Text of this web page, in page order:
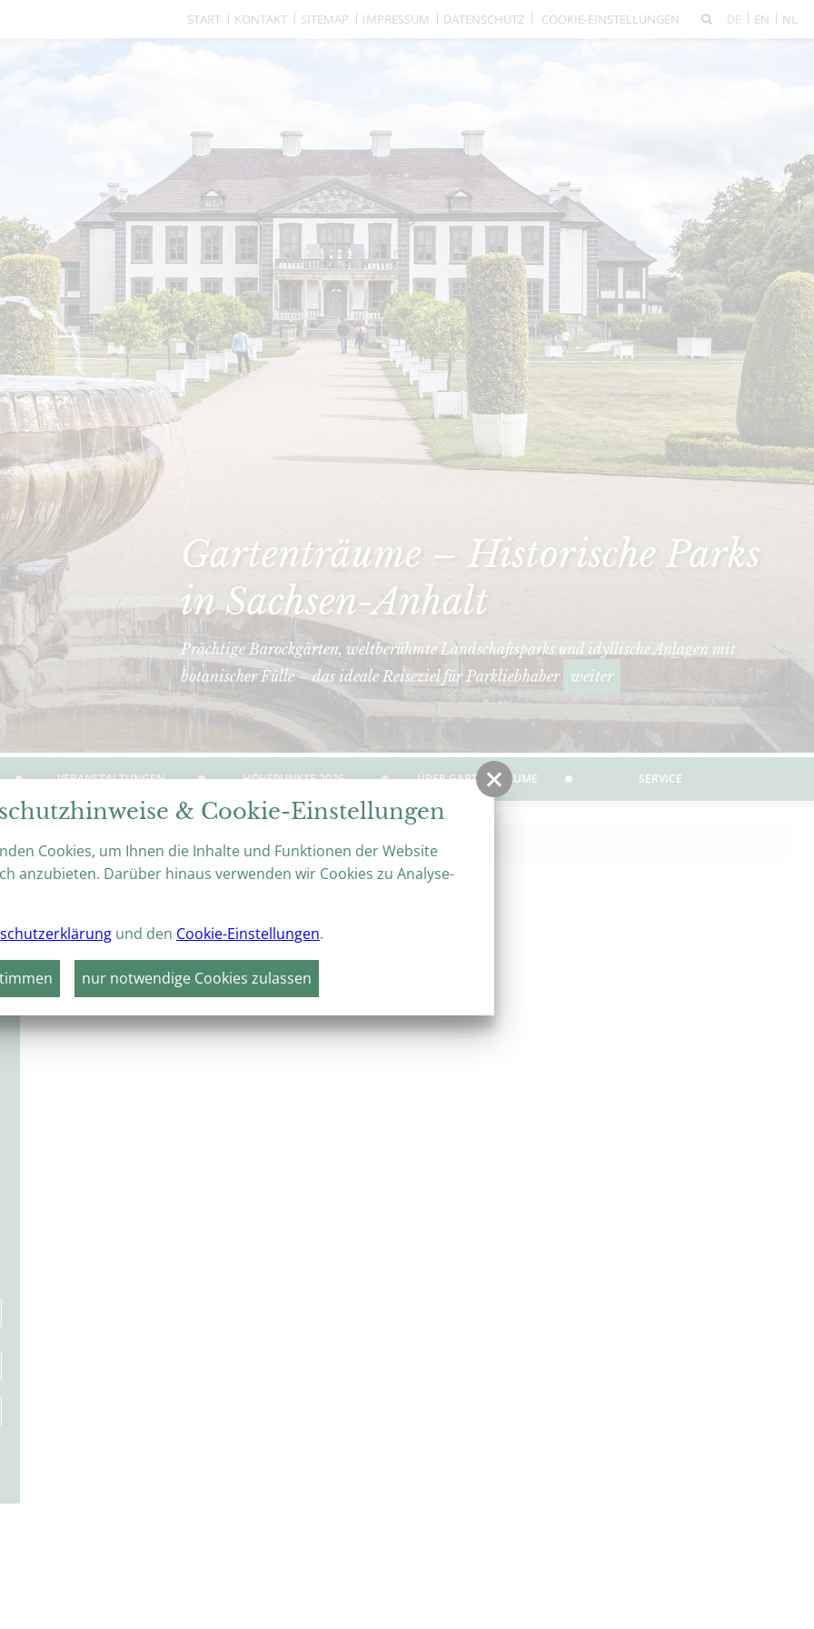
START KONTAKT SITEMAP IMPRESSUM DATENSCHUTZ COOKIE-EINSTELLUNGEN DE EN NL
Gartenträume – Historische Parks
in Sachsen-Anhalt
Prächtige Barockgärten, weltberühmte Landschaftsparks und idyllische Anlagen mit
botanischer Fülle – das ideale Reiseziel für Parkliebhaber weiter
VERANSTALTUNGEN HÖHEPUNKTE 2026 ÜBER GARTENTRÄUME SERVICE
& Cookie-Einstellungen
Cookies, um Ihnen die Inhalte und Funktionen der Website
anzubieten. Darüber hinaus verwenden wir Cookies zu Analyse-
und den Cookie-Einstellungen.
nur notwendige Cookies zulassen